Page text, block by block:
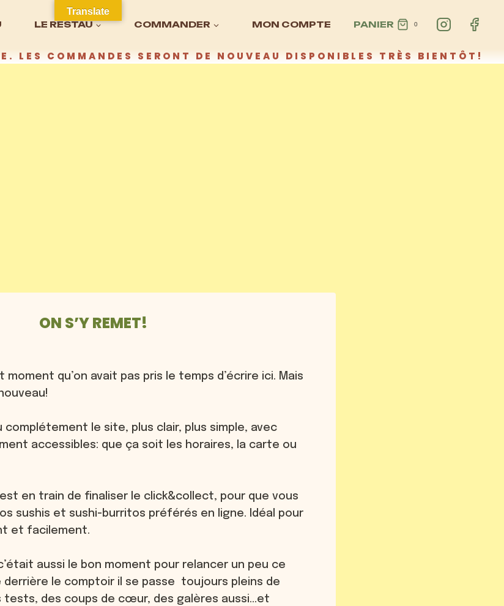
LE RESTAU COMMANDER MON COMPTE PANIER 0
LES COMMANDES SERONT DE NOUVEAU DISPONIBLES TRÈS BIENTÔT!
ON S’Y REMET!
4 octobre 2025
qu’on avait pas pris le temps d’écrire ici. Mais
complétement le site, plus clair, plus simple, avec
accessibles: que ça soit les horaires, la carte ou
en train de finaliser le click&collect, pour que vous
sushis et sushi-burritos préférés en ligne. Idéal pour
et facilement.
aussi le bon moment pour relancer un peu ce
derrière le comptoir il se passe toujours pleins de
tests, des coups de cœur, des galères aussi…et
Translate